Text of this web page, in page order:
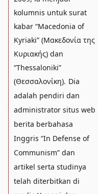
kolumnis untuk surat
kabar “Macedonia of
Kyriaki” (Μακεδονία της
Κυριακής) dan
“Thessaloniki”
(Θεσσαλονίκη). Dia
adalah pendiri dan
administrator situs web
berita berbahasa
Inggris “In Defense of
Communism” dan
artikel serta studinya
telah diterbitkan di